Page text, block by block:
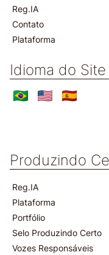
Reg.IA
Contato
Plataforma
Idioma do Site
Produzindo
Reg.IA
Plataforma
Portfólio
Selo Produzindo Certo
Vozes Responsáveis